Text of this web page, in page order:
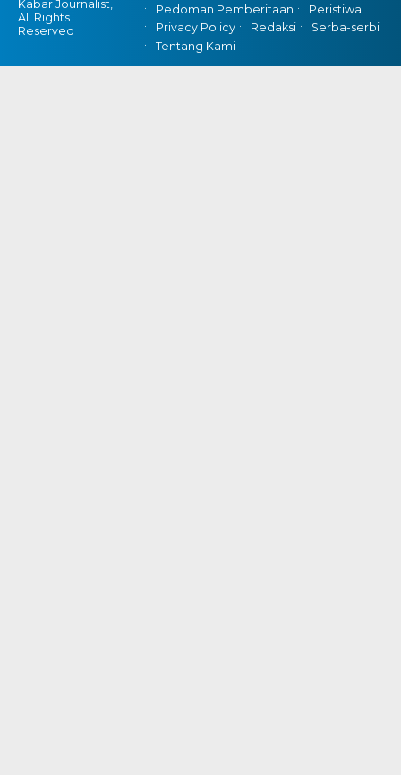
Kabar Journalist,
All Rights
Reserved
Pedoman Pemberitaan
Peristiwa
Privacy Policy
Redaksi
Serba-serbi
Tentang Kami